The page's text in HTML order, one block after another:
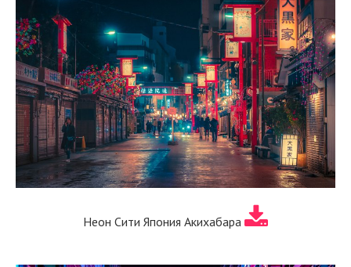
Неон Сити Япония Акихабара